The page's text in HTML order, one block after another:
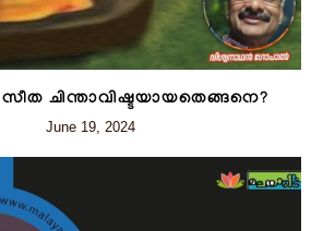
ചിന്താവിഷ്ടയായതെങ്ങനെ?
June 19, 2024